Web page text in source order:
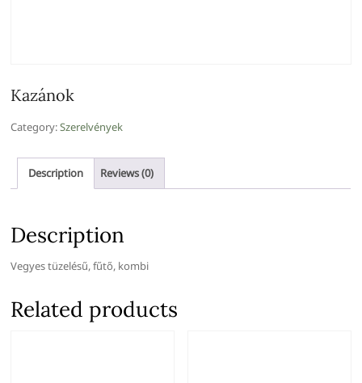
Kazánok
Category:Szerelvények
Description Reviews (0)
Description
Vegyes tüzelésű, fűtő, kombi
Related products